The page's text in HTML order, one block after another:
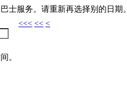
士服务。请重新再选择别的日期
<<< << <
。